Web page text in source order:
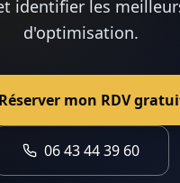
identifier les
d'optimisation.
Réserver mon RDV
06 43 44 39 60